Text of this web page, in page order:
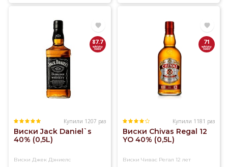
87.7
Купили 1207 раз
Виски Jack Daniel`s
40% (0,5L)
Виски Джек Дэниелс
71
Купили 1181 раз
Виски Chivas Regal 12
YO 40% (0,5L)
Виски Чивас Регал 12 лет